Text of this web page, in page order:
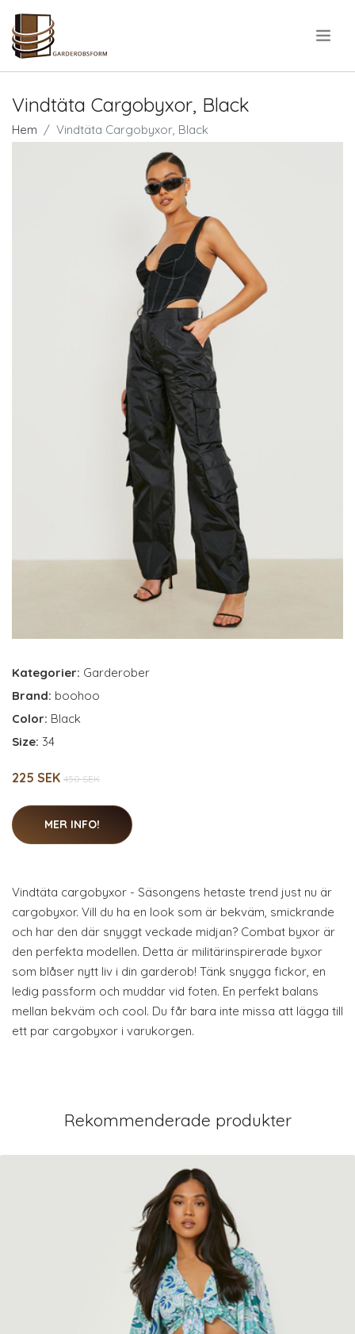
Vindtäta Cargobyxor, Black
Hem Vindtäta Cargobyxor, Black
Kategorier: Garderober
Brand: boohoo
Color: Black
Size: 34
225 SEK 450 SEK
MER INFO!
Vindtäta cargobyxor - Säsongens hetaste trend just nu är
cargobyxor. Vill du ha en look som är bekväm, smickrande
och har den där snyggt veckade midjan? Combat byxor är
den perfekta modellen. Detta är militärinspirerade byxor
som blåser nytt liv i din garderob! Tänk snygga fickor, en
ledig passform och muddar vid foten. En perfekt balans
mellan bekväm och cool. Du får bara inte missa att lägga till
ett par cargobyxor i varukorgen.
Rekommenderade produkter